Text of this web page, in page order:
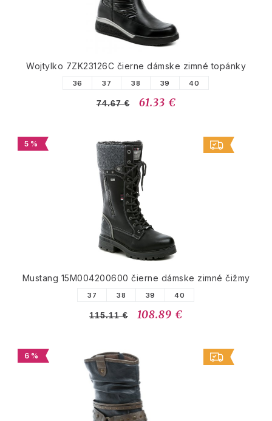
Wojtylko 7ZK23126C čierne dámske zimné topánky
36 37 38 39 40
74.67 € 61.33 €
5 %
Mustang 15M004200600 čierne dámske zimné čižmy
37 38 39 40
115.11 € 108.89 €
6 %